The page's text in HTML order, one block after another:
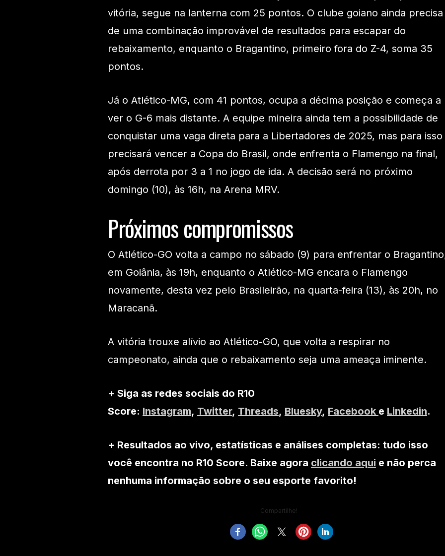
vitória, segue na lanterna com 25 pontos. O clube goiano ainda precisa
de uma combinação improvável de resultados para escapar do
rebaixamento, enquanto o Bragantino, primeiro fora do Z-4, soma 35
pontos.
Já o Atlético-MG, com 41 pontos, ocupa a décima posição e começa a
ver o G-6 mais distante. A equipe mineira ainda tem a possibilidade de
conquistar uma vaga direta para a Libertadores de 2025, mas para isso
precisará vencer a Copa do Brasil, onde enfrenta o Flamengo na final,
após derrota por 3 a 1 no jogo de ida. A decisão será no próximo
domingo (10), às 16h, na Arena MRV.
Próximos compromissos
O Atlético-GO volta a campo no sábado (9) para enfrentar o
em Goiânia, às 19h, enquanto o Atlético-MG encara o Flamengo
novamente, desta vez pelo Brasileirão, na quarta-feira (13), às 20h, no
Maracanã.
A vitória trouxe alívio ao Atlético-GO, que volta a respirar no
campeonato, ainda que o rebaixamento seja uma ameaça iminente.
+ Siga as redes sociais do R10
Score: Instagram, Twitter, Threads, Bluesky, Facebook e Linkedin.
+ Resultados ao vivo, estatísticas e análises completas: tudo isso
você encontra no R10 Score. Baixe agora clicando aqui e não perca
nenhuma informação sobre o seu esporte favorito!
Compartilhe!